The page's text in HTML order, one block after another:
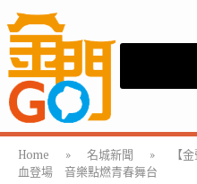
Home » 名城新聞 »
【
血登場 音樂點燃青春舞台